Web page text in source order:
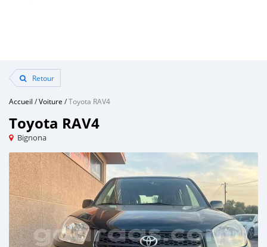
Retour
Accueil /Voiture /Toyota RAV4
Toyota RAV4
Bignona